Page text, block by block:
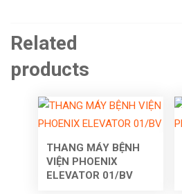
Related
products
THANG MÁY BỆNH
VIỆN PHOENIX
ELEVATOR 01/BV